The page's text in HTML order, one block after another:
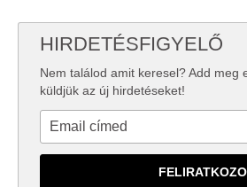
HIRDETÉSFIGYELŐ
Nem találod amit keresel? Add meg
küldjük az új hirdetéseket!